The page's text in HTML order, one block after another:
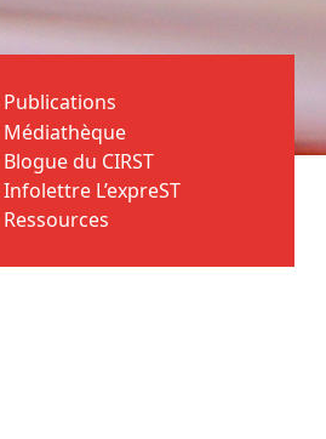
Publications
Médiathèque
Blogue du CIRST
Infolettre L’expreST
Ressources